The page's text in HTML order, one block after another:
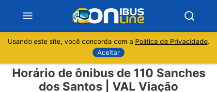
Sobre
Usando este site, você concorda com a Política de Privacidade.
Aceitar
Horário de ônibus de 110 Sanches
dos Santos | VAL Viação